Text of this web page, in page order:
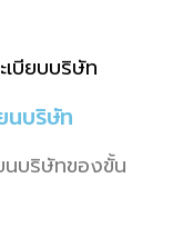
นบริษัท
นบริษัทของขั้น